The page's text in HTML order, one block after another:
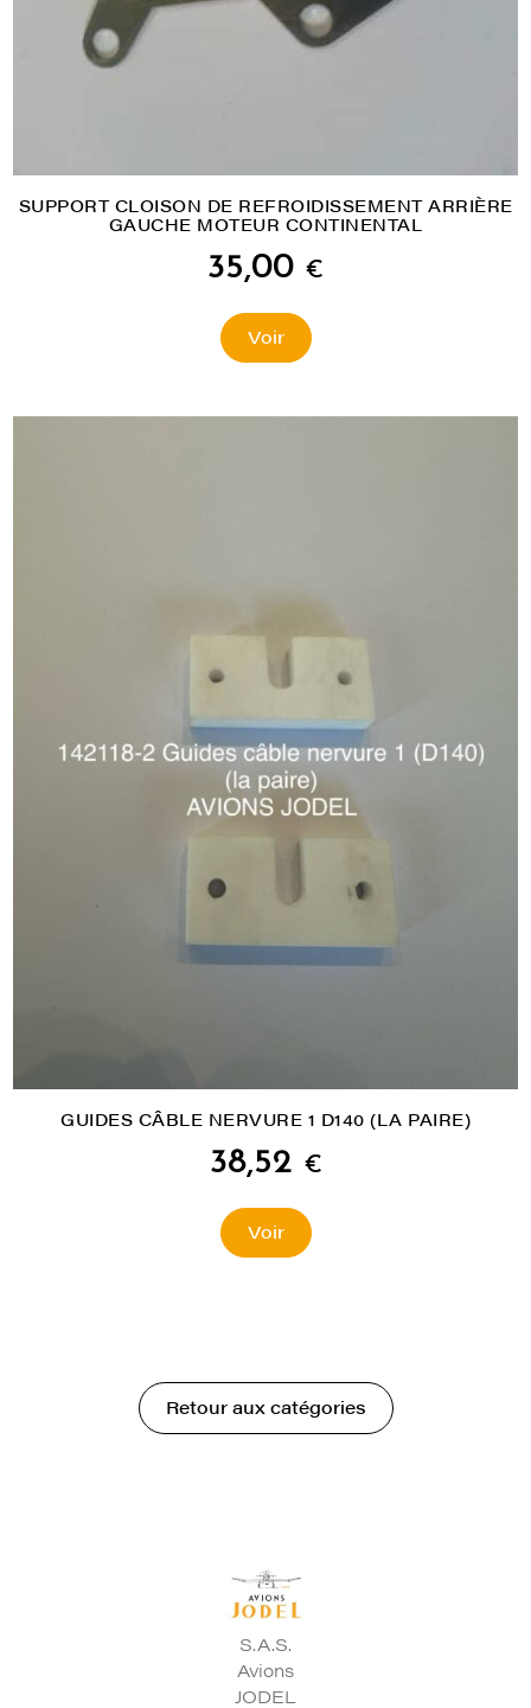
SUPPORT CLOISON DE REFROIDISSEMENT ARRIÈRE
GAUCHE MOTEUR CONTINENTAL
35,00 €
Voir
GUIDES CÂBLE NERVURE 1 D140 (LA PAIRE)
38,52 €
Voir
Retour aux catégories
S.A.S.
Avions
JODEL